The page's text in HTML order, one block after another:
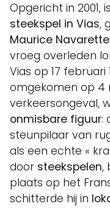
Opgericht in 2001,
steekspel in Vias,
Maurice Navarette
vroeg overleden
Vias op 17
omgekomen op 4
verkeersongeval,
onmisbare figuur:
steunpilaar van
als een echte «
door steekspelen,
plaats op het
schitterde hij in